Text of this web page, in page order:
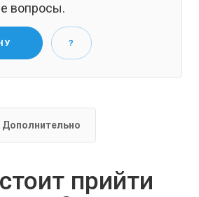
вопросы.
?
Дополнительно
прийти